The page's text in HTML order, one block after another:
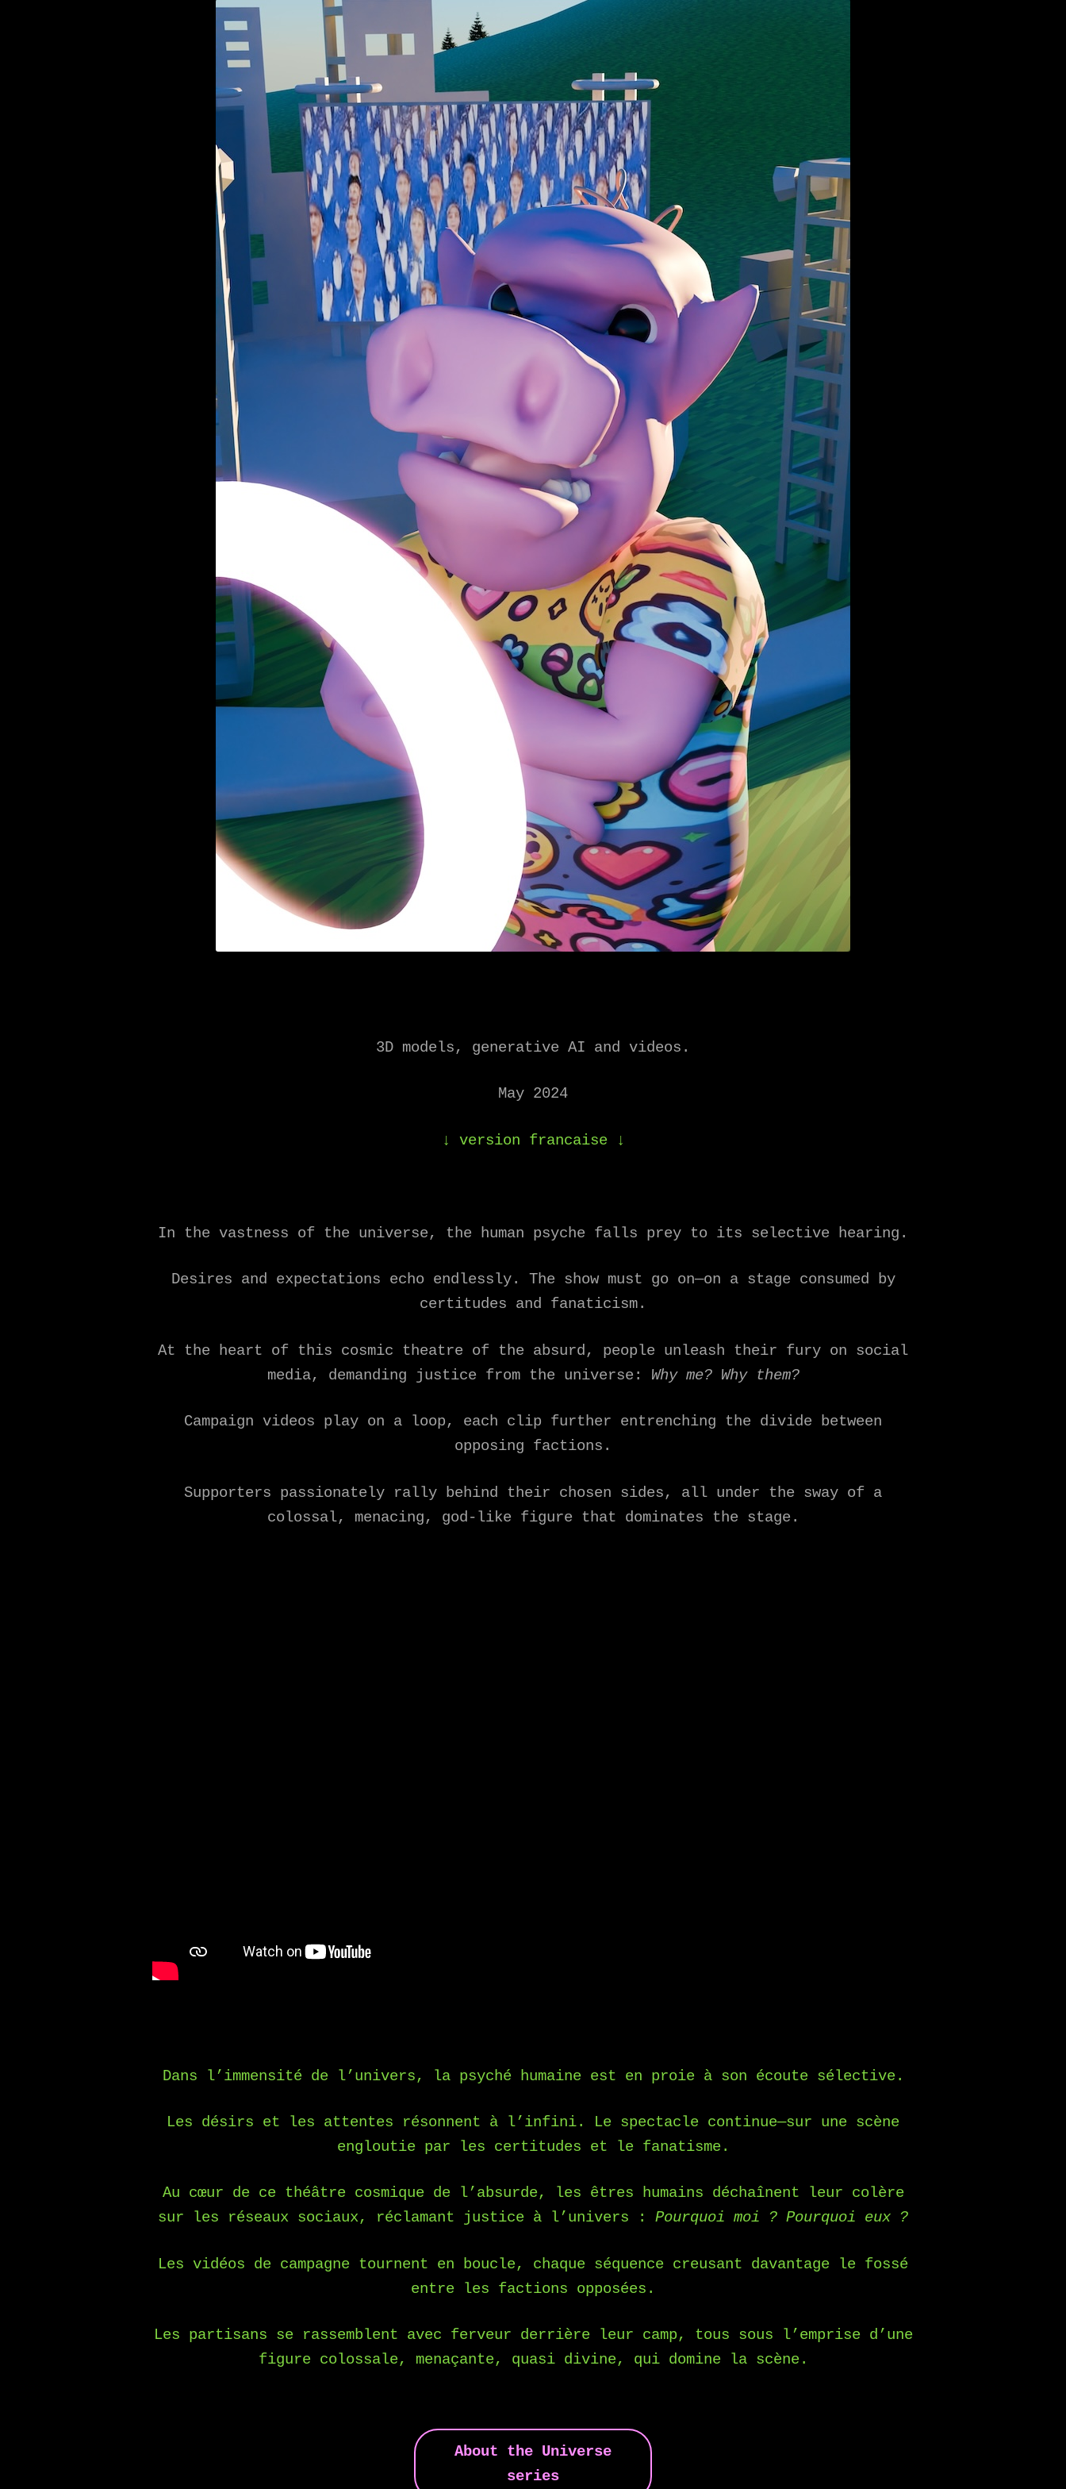
3D models, generative AI and videos.
May 2024
↓ version francaise ↓
In the vastness of the universe, the human psyche falls prey to its selective hearing.
Desires and expectations echo endlessly. The show must go on—on a stage consumed by
certitudes and fanaticism.
At the heart of this cosmic theatre of the absurd, people unleash their fury on social
media, demanding justice from the universe: Why me? Why them?
Campaign videos play on a loop, each clip further entrenching the divide between
opposing factions.
Supporters passionately rally behind their chosen sides, all under the sway of a
colossal, menacing, god-like figure that dominates the stage.
Dans l’immensité de l’univers, la psyché humaine est en proie à son écoute sélective.
Les désirs et les attentes résonnent à l’infini. Le spectacle continue—sur une scène
engloutie par les certitudes et le fanatisme.
Au cœur de ce théâtre cosmique de l’absurde, les êtres humains déchaînent leur colère
sur les réseaux sociaux, réclamant justice à l’univers : Pourquoi moi ? Pourquoi eux ?
Les vidéos de campagne tournent en boucle, chaque séquence creusant davantage le fossé
entre les factions opposées.
Les partisans se rassemblent avec ferveur derrière leur camp, tous sous l’emprise d’une
figure colossale, menaçante, quasi divine, qui domine la scène.
About the Universe
series